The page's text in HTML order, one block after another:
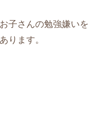
子さんの勉強嫌いを
ります。